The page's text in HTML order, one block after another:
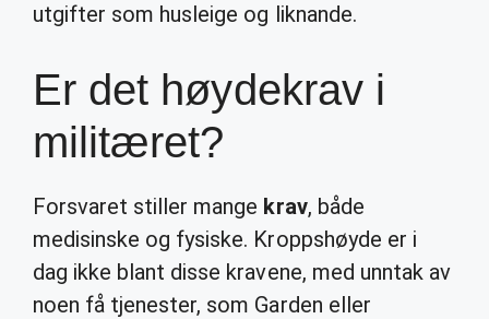
utgifter som husleige og liknande.
Er det høydekrav i
militæret?
Forsvaret stiller mange krav, både
medisinske og fysiske. Kroppshøyde er i
dag ikke blant disse kravene, med unntak av
noen få tjenester, som Garden eller